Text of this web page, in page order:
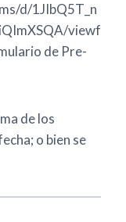
d/1JIbQ5T_n
viewf
de Pre-
de los
o bien se